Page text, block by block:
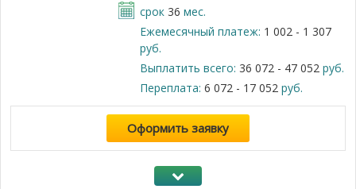
срок 36 мес.
Ежемесячный платеж: 1 002 - 1 307
руб.
Выплатить всего: 36 072 - 47 052руб.
Переплата: 6 072 - 17 052руб.
Оформить заявку